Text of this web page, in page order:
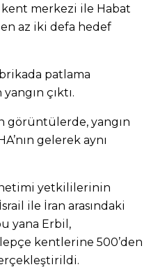
kent merkezi ile Habat
az iki defa hedef
patlama
çıktı.
görüntülerde, yangın
gelerek aynı
yetkililerinin
ile İran arasındaki
yana Erbil,
kentlerine 500’den